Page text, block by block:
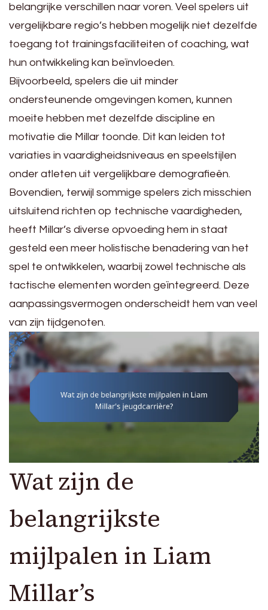
belangrijke verschillen naar voren. Veel spelers uit
vergelijkbare regio’s hebben mogelijk niet dezelfde
toegang tot trainingsfaciliteiten of coaching, wat
hun ontwikkeling kan beïnvloeden.
Bijvoorbeeld, spelers die uit minder
ondersteunende omgevingen komen, kunnen
moeite hebben met dezelfde discipline en
motivatie die Millar toonde. Dit kan leiden tot
variaties in vaardigheidsniveaus en speelstijlen
onder atleten uit vergelijkbare demografieën.
Bovendien, terwijl sommige spelers zich misschien
uitsluitend richten op technische vaardigheden,
heeft Millar’s diverse opvoeding hem in staat
gesteld een meer holistische benadering van het
spel te ontwikkelen, waarbij zowel technische als
tactische elementen worden geïntegreerd. Deze
aanpassingsvermogen onderscheidt hem van veel
van zijn tijdgenoten.
Wat zijn de
belangrijkste
mijlpalen in Liam
Millar’s